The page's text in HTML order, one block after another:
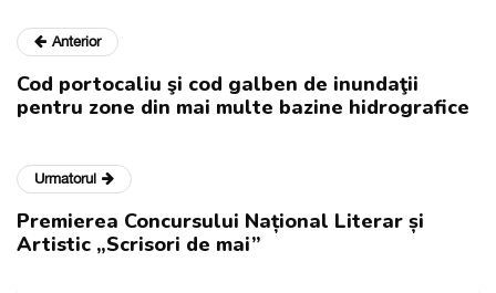
Anterior
Cod portocaliu şi cod galben de inundaţii
pentru zone din mai multe bazine hidrografice
Urmatorul
Premierea Concursului Național Literar și
Artistic „Scrisori de mai”